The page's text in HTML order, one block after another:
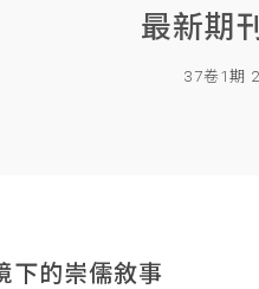
最新期
37卷1期
的崇儒敘事